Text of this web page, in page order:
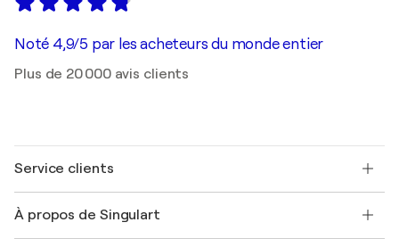
Noté 4,9/5 par les acheteurs du monde entier
Plus de 20 000 avis clients
Service clients
Expédition
À propos de Singulart